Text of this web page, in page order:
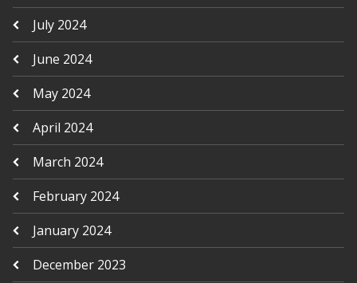
July 2024
June 2024
May 2024
April 2024
March 2024
February 2024
January 2024
December 2023